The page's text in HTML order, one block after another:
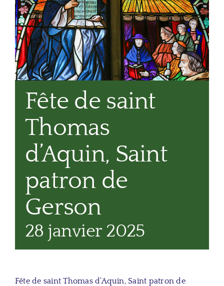
Fête de saint
Thomas
d’Aquin, Saint
patron de
Gerson
28 janvier 2025
Fête de saint Thomas d’Aquin, Saint patron de